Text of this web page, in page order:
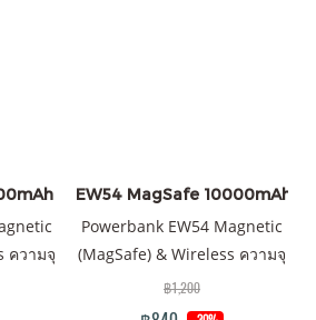
ราคาส่ง 20 ชิ้น +
ความจุ
15W
by
EW54 MagSafe 10000mAh ร
Powerbank EW54 Magnetic
(MagSafe) & Wireless ความจุ
10000mAh QC 3.0 | PD 20W
แบตสำรอง ไร้สาย Battery
฿1,200